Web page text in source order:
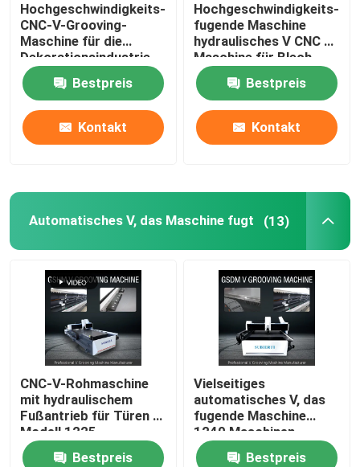
Hochgeschwindigkeits-
CNC-V-Grooving-
Maschine für die
Dekorationsindustrie
aus Edelstahl - Modell
1225
Bestpreis
Kontakt
Hochgeschwindigkeits-
fugende Maschine
hydraulisches V CNC V
Maschine für Blech
1225 fugend
Bestpreis
Kontakt
Automatisches V, das Maschine fugt (13)
CNC-V-Rohmaschine
mit hydraulischem
Fußantrieb für Türen -
Modell 1225
Bestpreis
Vielseitiges
automatisches V, das
fugende Maschine
1240 Maschinen-
Edelstahl Cnc V fugt
Bestpreis